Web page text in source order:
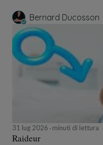
Bernard Ducosson
31 lug 2026 minuti di lettura
Raideur